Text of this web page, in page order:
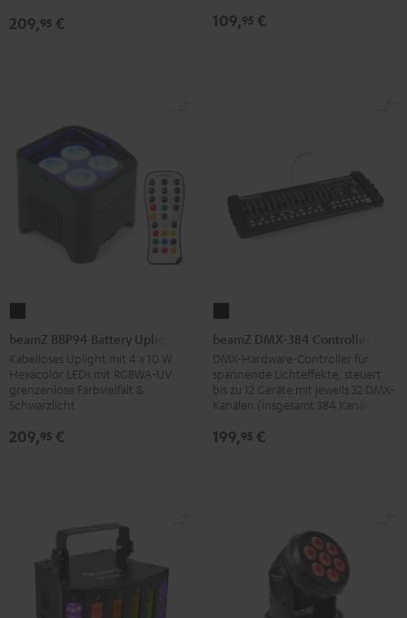
209,95 €
Schwarz
109,95 €
BBP94
Battery
Uplight
Schwarz
beamZ BBP94 Battery Uplight
Kabelloses Uplight mit 4 x 10 W
Hexacolor LEDs mit RGBWA-UV:
grenzenlose Farbvielfalt &
Schwarzlicht
209,95 €
DMX-
384
Controller
Schwarz
beamZ DMX-384 Controller
DMX-Hardware-Controller für
spannende Lichteffekte, steuert
bis zu 12 Geräte mit jeweils 32 DMX-
Kanälen (insgesamt 384 Kanäle)
199,95 €